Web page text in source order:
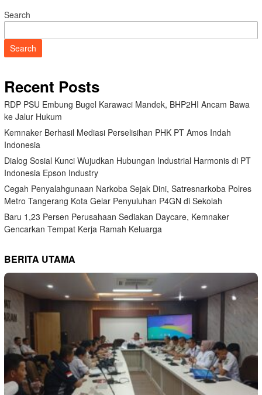
Search
Search
Recent Posts
RDP PSU Embung Bugel Karawaci Mandek, BHP2HI Ancam Bawa
ke Jalur Hukum
Kemnaker Berhasil Mediasi Perselisihan PHK PT Amos Indah
Indonesia
Dialog Sosial Kunci Wujudkan Hubungan Industrial Harmonis di PT
Indonesia Epson Industry
Cegah Penyalahgunaan Narkoba Sejak Dini, Satresnarkoba Polres
Metro Tangerang Kota Gelar Penyuluhan P4GN di Sekolah
Baru 1,23 Persen Perusahaan Sediakan Daycare, Kemnaker
Gencarkan Tempat Kerja Ramah Keluarga
BERITA UTAMA